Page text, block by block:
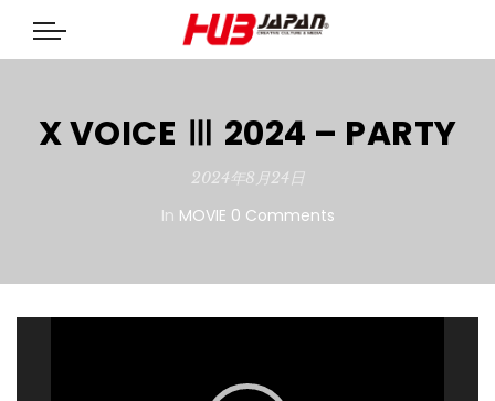
X VOICE Ⅲ 2024 – PARTY
2024年8月24日
In MOVIE 0 Comments